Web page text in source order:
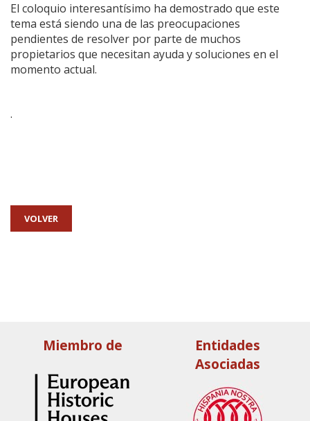
El coloquio interesantísimo ha demostrado que este
tema está siendo una de las preocupaciones
pendientes de resolver por parte de muchos
propietarios que necesitan ayuda y soluciones en el
momento actual.
.
VOLVER
Miembro de
Entidades
Asociadas